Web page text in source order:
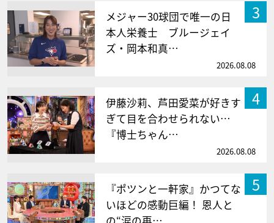
3
メジャー30球団で唯一の日
本人栄養士 ブルージェイ
ズ・岡本和真…
2026.08.08
4
伊藤沙莉、芦田愛菜が好きす
ぎて目を合わせられない…
『博士ちゃん…
2026.08.08
5
『ポツンと一軒家』かつてな
いほどの感動巨編！ 恩人と